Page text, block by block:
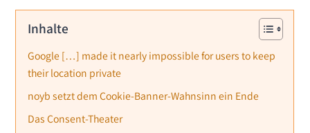
Inhalte
Google […] made it nearly impossible for users to keep
their location private
noyb setzt dem Cookie-Banner-Wahnsinn ein Ende
Das Consent-Theater